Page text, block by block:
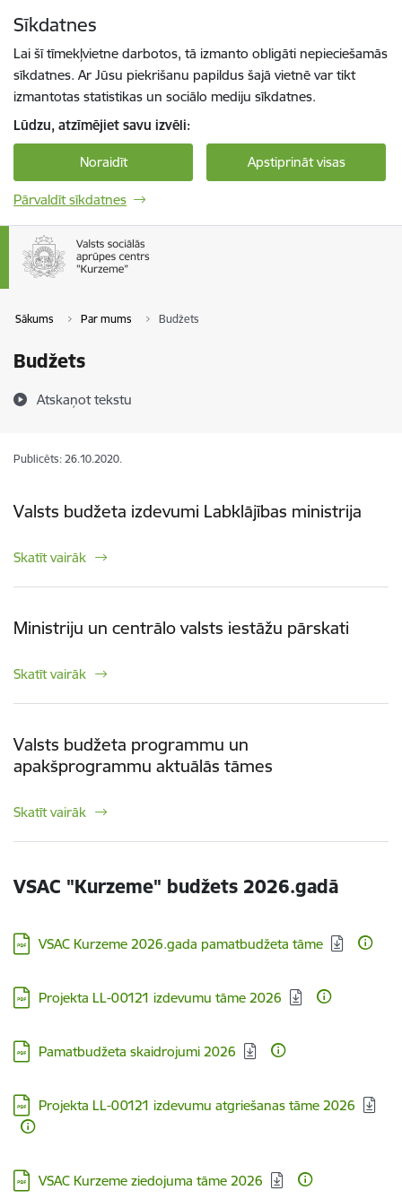
Sīkdatnes
Lai šī tīmekļvietne darbotos, tā izmanto obligāti nepieciešamās
sīkdatnes. Ar Jūsu piekrišanu papildus šajā vietnē var tikt
izmantotas statistikas un sociālo mediju sīkdatnes.
Lūdzu, atzīmējiet savu izvēli:
Noraidīt Apstiprināt visas
Pārvaldīt sīkdatnes
Sākums Par mums Budžets
Budžets
Atskaņot tekstu
Publicēts: 26.10.2020.
Valsts budžeta izdevumi Labklājības ministrija
Skatīt vairāk
Ministriju un centrālo valsts iestāžu pārskati
Skatīt vairāk
Valsts budžeta programmu un
apakšprogrammu aktuālās tāmes
Skatīt vairāk
VSAC "Kurzeme" budžets 2026.gadā
Lejupielādēt:
VSAC Kurzeme 2026.gada pamatbudžeta tāme
Lejupielādēt:
Projekta LL-00121 izdevumu tāme 2026
Lejupielādēt:
Pamatbudžeta skaidrojumi 2026
Lejupielādēt:
Projekta LL-00121 izdevumu atgriešanas tāme 2026
Lejupielādēt:
VSAC Kurzeme ziedojuma tāme 2026